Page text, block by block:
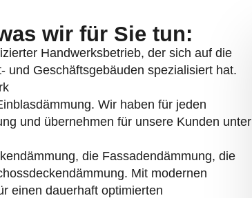
wir für Sie tun:
Handwerksbetrieb, der sich auf die
und Geschäftsgebäuden spezialisiert hat.
Wir haben für jeden
und übernehmen für unsere Kunden unter
die Fassadendämmung, die
Mit modernen
einen dauerhaft optimierten